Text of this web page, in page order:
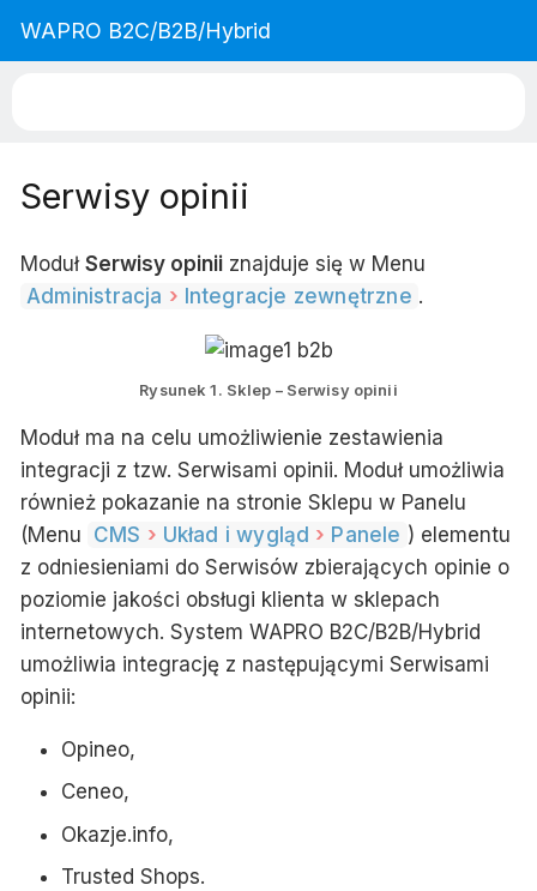
WAPRO B2C/B2B/Hybrid
Serwisy opinii
Moduł Serwisy opinii znajduje się w Menu
Administracja
Integracje zewnętrzne .
Rysunek 1. Sklep – Serwisy opinii
Moduł ma na celu umożliwienie zestawienia
integracji z tzw. Serwisami opinii. Moduł umożliwia
również pokazanie na stronie Sklepu w Panelu
(Menu CMS Układ i wygląd Panele ) elementu
z odniesieniami do Serwisów zbierających opinie o
poziomie jakości obsługi klienta w sklepach
internetowych. System WAPRO B2C/B2B/Hybrid
umożliwia integrację z następującymi Serwisami
opinii:
Opineo,
Ceneo,
Okazje.info,
Trusted Shops.